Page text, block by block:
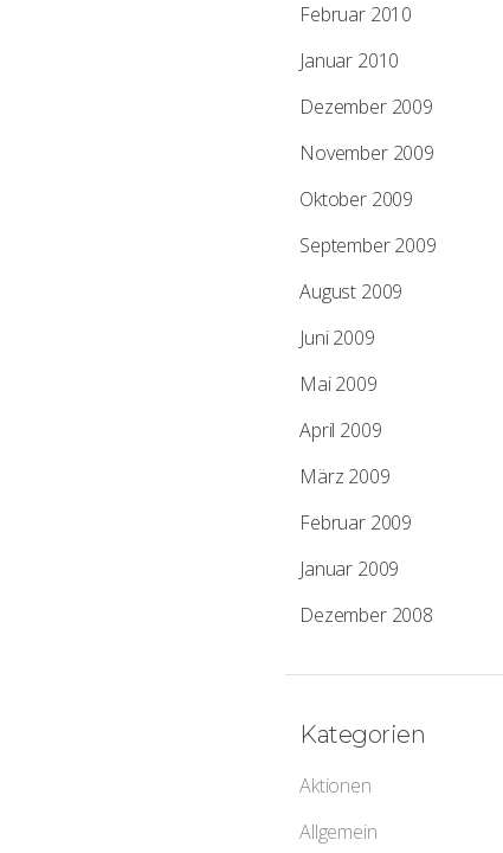
Februar 2010
Januar 2010
Dezember 2009
November 2009
Oktober 2009
September 2009
August 2009
Juni 2009
Mai 2009
April 2009
März 2009
Februar 2009
Januar 2009
Dezember 2008
Kategorien
Aktionen
Allgemein